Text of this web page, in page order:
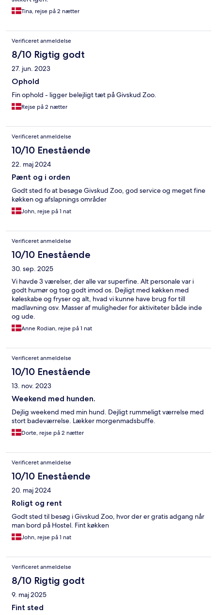
Tina, rejse på 2 nætter
Verificeret anmeldelse
8/10 Rigtig godt
27. jun. 2023
Ophold
Fin ophold - ligger belejligt tæt på Givskud Zoo.
Rejse på 2 nætter
Verificeret anmeldelse
10/10 Enestående
22. maj 2024
Pænt og i orden
Godt sted fo at besøge Givskud Zoo, god service og meget fine
køkken og afslapnings områder
John, rejse på 1 nat
Verificeret anmeldelse
10/10 Enestående
30. sep. 2025
Vi havde 3 værelser, der alle var superfine. Alt personale var i
godt humør og tog godt imod os. Dejligt med køkken med
køleskabe og fryser og alt, hvad vi kunne have brug for till
madlavning osv. Masser af muligheder for aktiviteter både inde
og ude.
Anne Rodian, rejse på 1 nat
Verificeret anmeldelse
10/10 Enestående
13. nov. 2023
Weekend med hunden.
Dejlig weekend med min hund. Dejligt rummeligt værrelse med
stort badeværrelse. Lækker morgenmadsbuffe.
Dorte, rejse på 2 nætter
Verificeret anmeldelse
10/10 Enestående
20. maj 2024
Roligt og rent
Godt sted til besøg i Givskud Zoo, hvor der er gratis adgang når
man bord på Hostel. Fint køkken
John, rejse på 1 nat
Verificeret anmeldelse
8/10 Rigtig godt
9. maj 2025
Fint sted